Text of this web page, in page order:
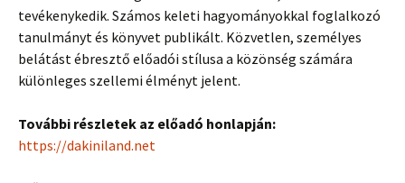
tevékenykedik. Számos keleti hagyományokkal foglalkozó
tanulmányt és könyvet publikált. Közvetlen, személyes
belátást ébresztő előadói stílusa a közönség számára
különleges szellemi élményt jelent.
További részletek az előadó honlapján:
https://dakiniland.net